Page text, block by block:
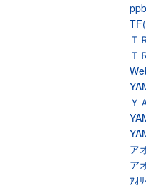
Ｔ
Ｔ
Ｙ
ア
ア
ｱｵ